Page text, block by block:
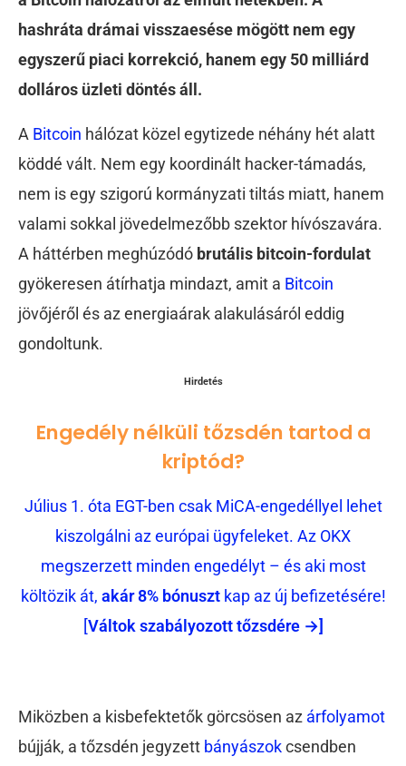
hashráta drámai visszaesése mögött nem egy
egyszerű piaci korrekció, hanem egy 50 milliárd
dolláros üzleti döntés áll.
A Bitcoin hálózat közel egytizede néhány hét alatt
köddé vált. Nem egy koordinált hacker-támadás,
nem is egy szigorú kormányzati tiltás miatt, hanem
valami sokkal jövedelmezőbb szektor hívószavára.
A háttérben meghúzódó brutális bitcoin-fordulat
gyökeresen átírhatja mindazt, amit a Bitcoin
jövőjéről és az energiaárak alakulásáról eddig
gondoltunk.
Hirdetés
Engedély nélküli tőzsdén tartod a
kriptód?
Július 1. óta EGT-ben csak MiCA-engedéllyel lehet
kiszolgálni az európai ügyfeleket. Az OKX
megszerzett minden engedélyt – és aki most
költözik át, akár 8% bónusztkap az új befizetésére!
[Váltok szabályozott tőzsdére →]
Miközben a kisbefektetők görcsösen az árfolyamot
bújják, a tőzsdén jegyzett bányászokcsendben